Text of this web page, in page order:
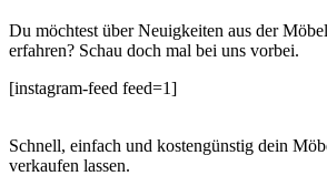
Du möchtest über Neuigkeiten aus der
erfahren? Schau doch mal bei uns vorbei.
[instagram-feed feed=1]
Schnell, einfach und kostengünstig dein
verkaufen lassen.